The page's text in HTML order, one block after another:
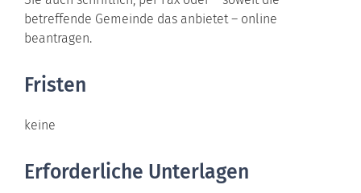
betreffende Gemeinde das anbietet – online
beantragen.
Fristen
keine
Erforderliche Unterlagen